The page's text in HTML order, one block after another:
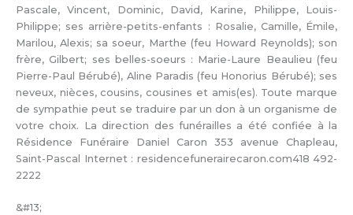
Pascale, Vincent, Dominic, David, Karine, Philippe, Louis-
Philippe; ses arrière-petits-enfants : Rosalie, Camille, Émile,
Marilou, Alexis; sa soeur, Marthe (feu Howard Reynolds); son
frère, Gilbert; ses belles-soeurs : Marie-Laure Beaulieu (feu
Pierre-Paul Bérubé), Aline Paradis (feu Honorius Bérubé); ses
neveux, nièces, cousins, cousines et amis(es). Toute marque
de sympathie peut se traduire par un don à un organisme de
votre choix. La direction des funérailles a été confiée à la
Résidence Funéraire Daniel Caron 353 avenue Chapleau,
Saint-Pascal Internet : residencefunerairecaron.com418 492-
2222
&#13;